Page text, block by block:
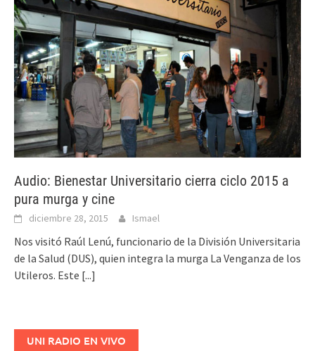
Audio: Bienestar Universitario cierra ciclo 2015 a
pura murga y cine
diciembre 28, 2015 Ismael
Nos visitó Raúl Lenú, funcionario de la División Universitaria
de la Salud (DUS), quien integra la murga La Venganza de los
Utileros. Este [...]
UNI RADIO EN VIVO